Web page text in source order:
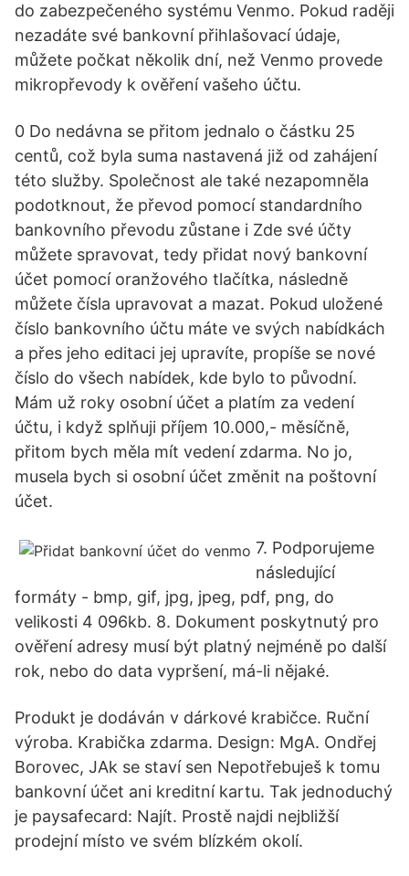
do zabezpečeného systému Venmo. Pokud raději
nezadáte své bankovní přihlašovací údaje,
můžete počkat několik dní, než Venmo provede
mikropřevody k ověření vašeho účtu.
0 Do nedávna se přitom jednalo o částku 25
centů, což byla suma nastavená již od zahájení
této služby. Společnost ale také nezapomněla
podotknout, že převod pomocí standardního
bankovního převodu zůstane i Zde své účty
můžete spravovat, tedy přidat nový bankovní
účet pomocí oranžového tlačítka, následně
můžete čísla upravovat a mazat. Pokud uložené
číslo bankovního účtu máte ve svých nabídkách
a přes jeho editaci jej upravíte, propíše se nové
číslo do všech nabídek, kde bylo to původní.
Mám už roky osobní účet a platím za vedení
účtu, i když splňuji příjem 10.000,- měsíčně,
přitom bych měla mít vedení zdarma. No jo,
musela bych si osobní účet změnit na poštovní
účet.
7. Podporujeme
následující
formáty - bmp, gif, jpg, jpeg, pdf, png, do
velikosti 4 096kb. 8. Dokument poskytnutý pro
ověření adresy musí být platný nejméně po další
rok, nebo do data vypršení, má-li nějaké.
Produkt je dodáván v dárkové krabičce. Ruční
výroba. Krabička zdarma. Design: MgA. Ondřej
Borovec, JAk se staví sen Nepotřebuješ k tomu
bankovní účet ani kreditní kartu. Tak jednoduchý
je paysafecard: Najít. Prostě najdi nejbližší
prodejní místo ve svém blízkém okolí.